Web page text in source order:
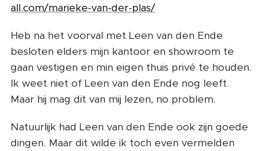
all.com/marieke-van-der-plas/
Heb na het voorval met Leen van den Ende
besloten elders mijn kantoor en showroom te
gaan vestigen en min eigen thuis privé te houden.
Ik weet niet of Leen van den Ende nog leeft.
Maar hij mag dit van mij lezen, no problem.
Natuurlijk had Leen van den Ende ook zijn goede
dingen. Maar dit wilde ik toch even vermelden